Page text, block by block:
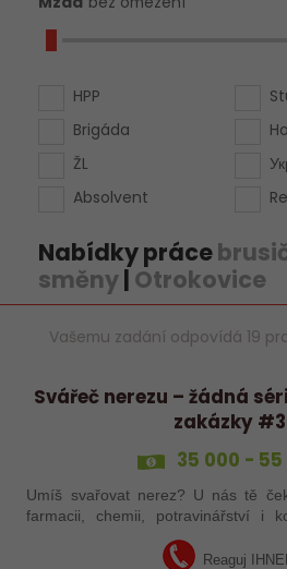
HPP
Brigáda
ŽL
Absolvent
Nabídky práce
směny| Otrokovice
Vašemu zadání odpovídá 19
Svářeč nerezu – žádná
zakázky
35 000 -
Umíš svařovat nerez? U nás tě
farmacii, chemii, potravinářství i
rutina, ale precizní práce, která má
Reaguj